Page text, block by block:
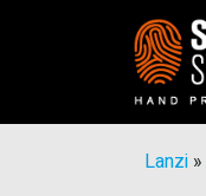
Lanzi »